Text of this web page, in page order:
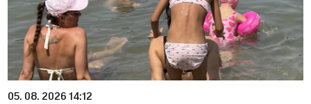
05. 08. 2026 14:12